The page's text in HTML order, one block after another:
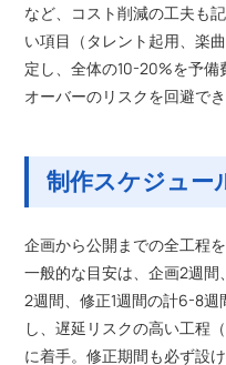
など、コスト削減の工夫も
い項目（タレント起用、楽
定し、全体の10-20%を予
オーバーのリスクを回避でき
制作スケジュー
企画から公開までの全工程
一般的な目安は、企画2週間
2週間、修正1週間の計6-8
し、遅延リスクの高い工程
に着手。修正期間も必ず設